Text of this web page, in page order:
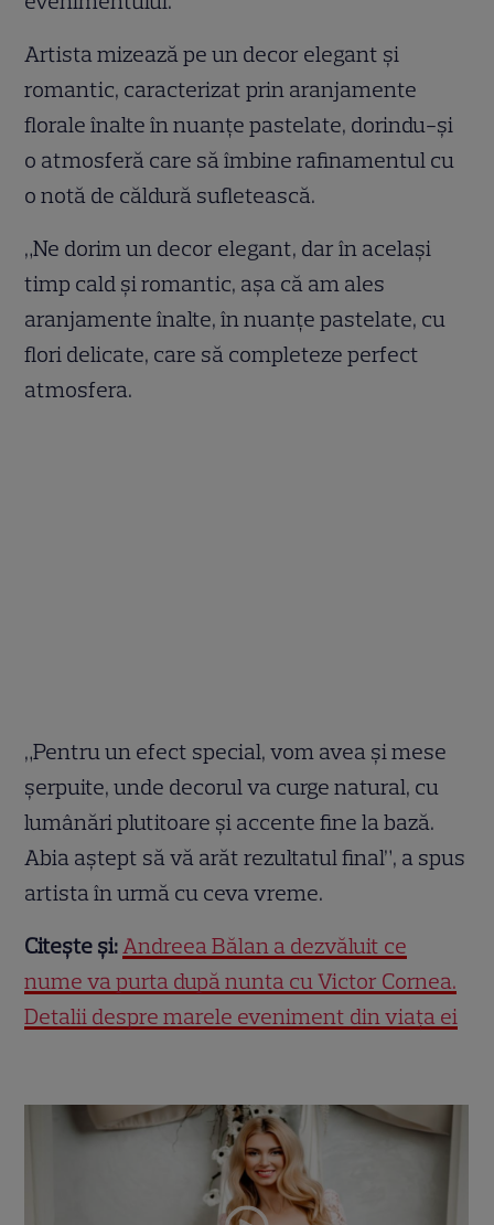
Artista mizează pe un decor elegant și
romantic, caracterizat prin aranjamente
florale înalte în nuanțe pastelate, dorindu-și
o atmosferă care să îmbine rafinamentul cu
o notă de căldură sufletească.
„Ne dorim un decor elegant, dar în același
timp cald și romantic, așa că am ales
aranjamente înalte, în nuanțe pastelate, cu
flori delicate, care să completeze perfect
atmosfera.
„Pentru un efect special, vom avea și mese
șerpuite, unde decorul va curge natural, cu
lumânări plutitoare și accente fine la bază.
Abia aștept să vă arăt rezultatul final”, a spus
artista în urmă cu ceva vreme.
Citește și: Andreea Bălan a dezvăluit ce
nume va purta după nunta cu Victor Cornea.
Detalii despre marele eveniment din viața ei